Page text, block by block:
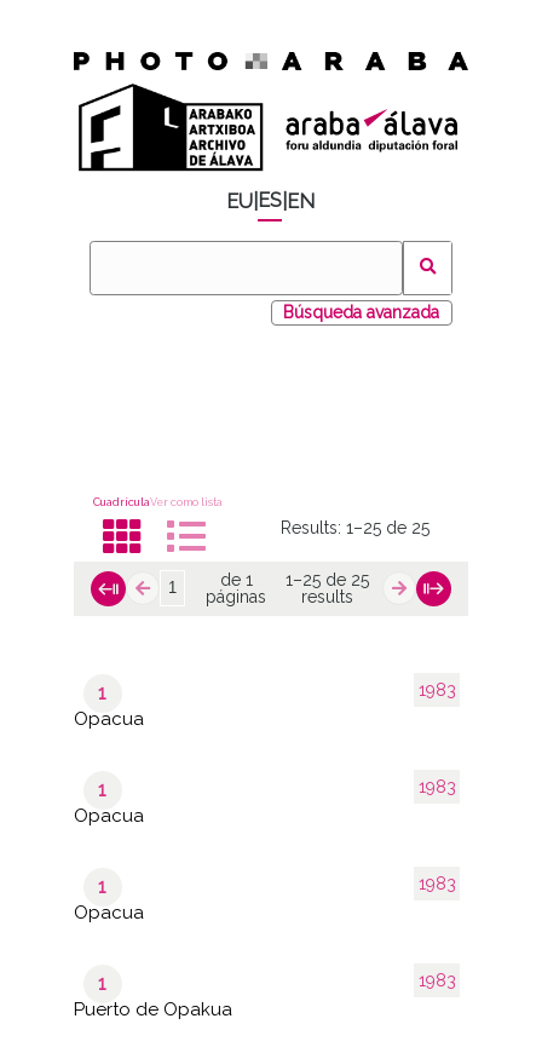
EU ES EN
Búsqueda avanzada
CuadrículaVer como lista
Results:1–25 de 25
de 1
páginas
1–25 de 25
results
1983
1
Opacua
1983
1
Opacua
1983
1
Opacua
1983
1
Puerto de Opakua